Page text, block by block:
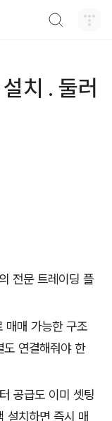
치 . 둘러
전문 트레이딩 플
매매 가능한 구조
도 연결해줘야 한
공급도 이미 셋팅
설치하면 즉시 매